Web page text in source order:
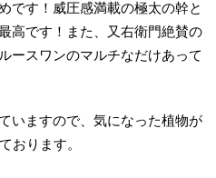
です！威圧感満載の極太の幹と
高です！また、又右衛門絶賛の
ースワンのマルチなだけあって
いますので、気になった植物が
おります。